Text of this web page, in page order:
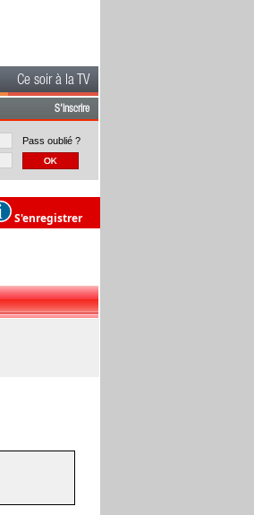
Ce soir à la TV
S'inscrire
Pass oublié ?
S'enregistrer